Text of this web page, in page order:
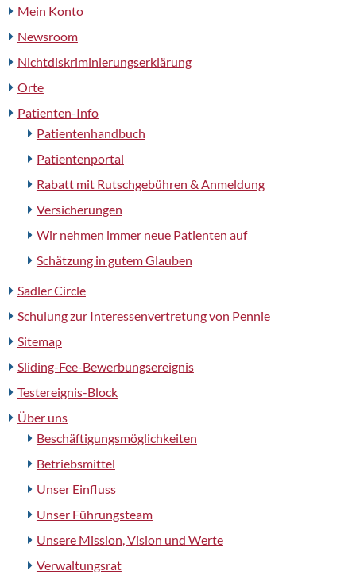
Mein Konto
Newsroom
Nichtdiskriminierungserklärung
Orte
Patienten-Info
Patientenhandbuch
Patientenportal
Rabatt mit Rutschgebühren & Anmeldung
Versicherungen
Wir nehmen immer neue Patienten auf
Schätzung in gutem Glauben
Sadler Circle
Schulung zur Interessenvertretung von Pennie
Sitemap
Sliding-Fee-Bewerbungsereignis
Testereignis-Block
Über uns
Beschäftigungsmöglichkeiten
Betriebsmittel
Unser Einfluss
Unser Führungsteam
Unsere Mission, Vision und Werte
Verwaltungsrat